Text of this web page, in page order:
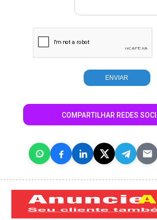
COMPARTILHAR REDES